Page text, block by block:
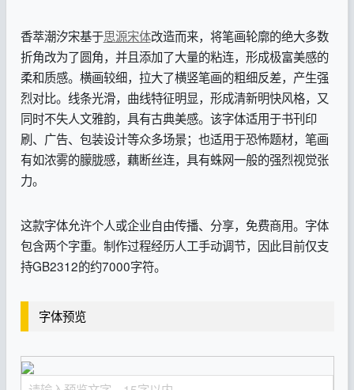
香萃潮汐宋基于思源宋体改造而来，将笔画轮廓的绝大多数
折角改为了圆角，并且添加了大量的粘连，形成极富美感的
柔和质感。横画较细，拉大了横竖笔画的粗细反差，产生强
烈对比。线条光滑，曲线特征明显，形成清新明快风格，又
同时不失人文雅韵，具有古典美感。该字体适用于书刊印
刷、广告、包装设计等众多场景；也适用于恐怖题材，笔画
有如浓雾的朦胧感，藕断丝连，具有蛛网一般的强烈视觉张
力。
这款字体允许个人或企业自由传播、分享，免费商用。字体
包含两个字重。制作过程经历人工手动调节，因此目前仅支
持GB2312的约7000字符。
字体预览